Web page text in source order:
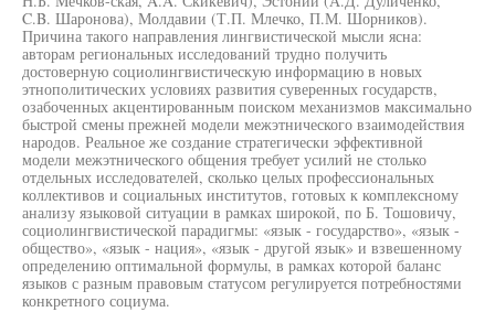
C.B. Шаронова), Молдавии (Т.П. Млечко, П.М. Шорников).
Причина такого направления лингвистической мысли ясна:
авторам региональных исследований трудно получить
достоверную социолингвистическую информацию в новых
этнополитических условиях развития суверенных государств,
озабоченных акцентированным поиском механизмов максимально
быстрой смены прежней модели межэтнического взаимодействия
народов. Реальное же создание стратегически эффективной
модели межэтнического общения требует усилий не столько
отдельных исследователей, сколько целых профессиональных
коллективов и социальных институтов, готовых к комплексному
анализу языковой ситуации в рамках широкой, по Б. Тошовичу,
социолингвистической парадигмы: «язык - государство», «язык -
общество», «язык - нация», «язык - другой язык» и взвешенному
определению оптимальной формулы, в рамках которой баланс
языков с разным правовым статусом регулируется потребностями
конкретного социума.